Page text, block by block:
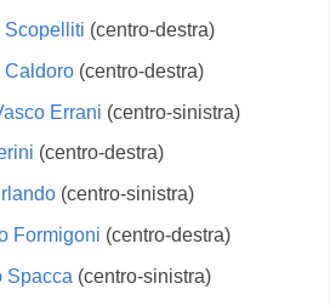
Scopelliti (centro-destra)
Caldoro(centro-destra)
Errani (centro-sinistra)
(centro-destra)
(centro-sinistra)
Formigoni (centro-destra)
Spacca (centro-sinistra)